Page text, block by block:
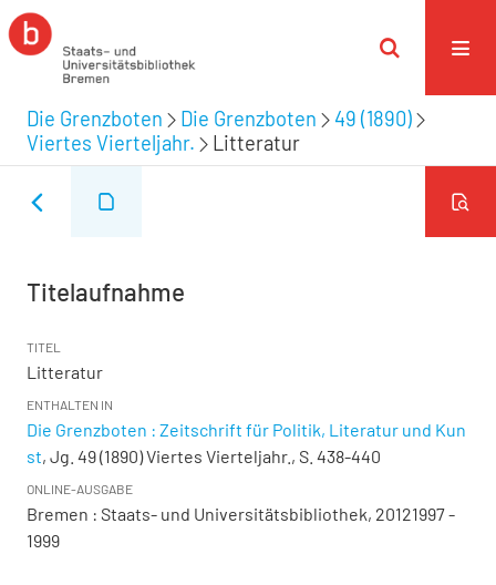
Die Grenzboten Die Grenzboten
49 (1890)
Viertes Vierteljahr.
Litteratur
Titelaufnahme
TITEL
Litteratur
ENTHALTEN IN
Die Grenzboten : Zeitschrift für Politik, Literatur und Kun
st, Jg. 49 (1890) Viertes Vierteljahr., S. 438-440
ONLINE-AUSGABE
Bremen : Staats- und Universitätsbibliothek, 20121997 -
1999